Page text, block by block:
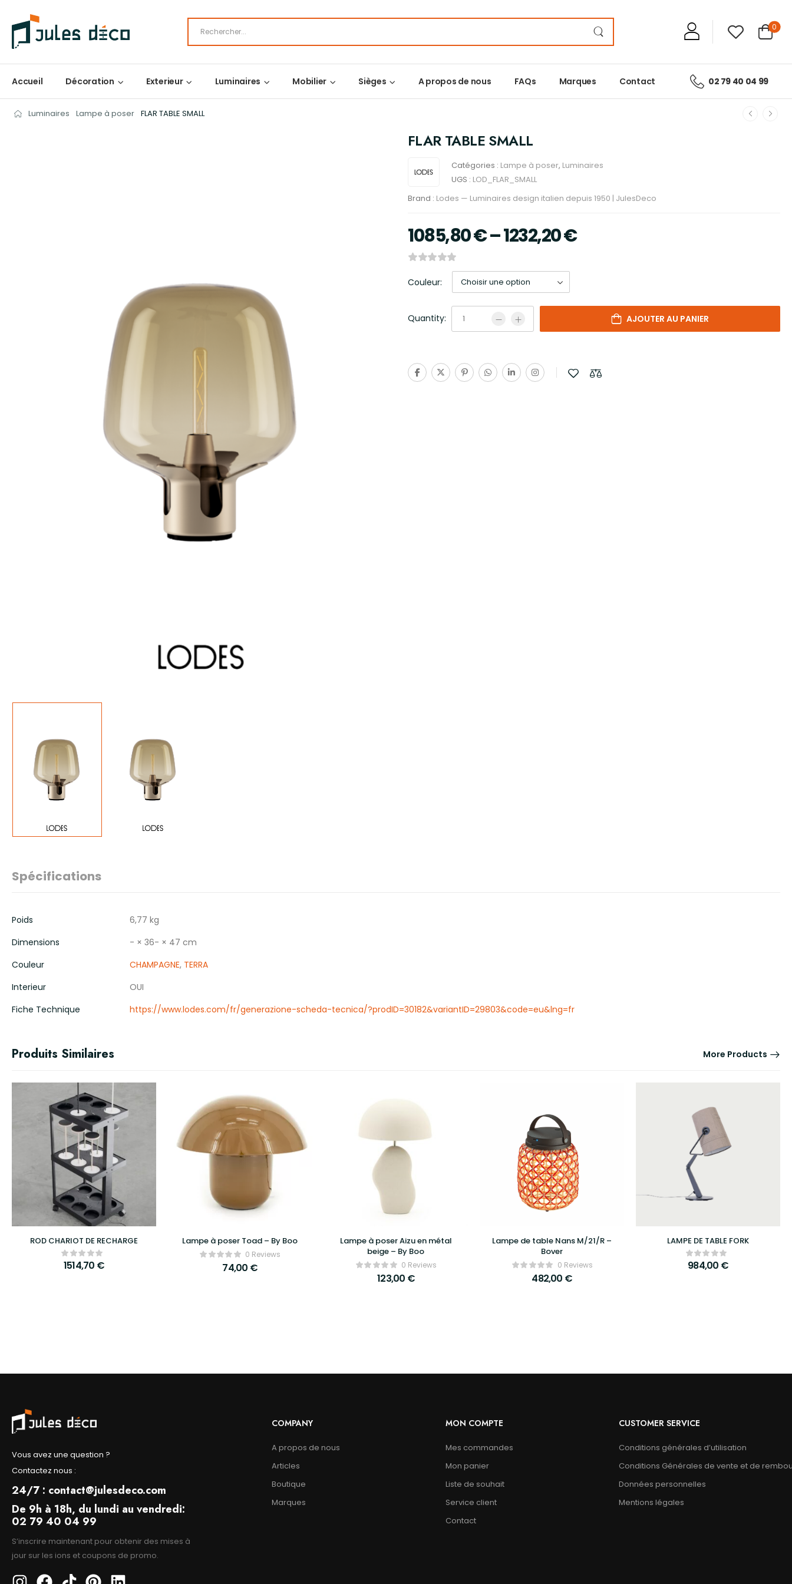
0
Accueil Décoration Exterieur Luminaires Mobilier Sièges A propos de nous FAQs Marques Contact 02 79 40 04 99
Luminaires Lampe à poser FLAR TABLE SMALL
FLAR TABLE SMALL
Catégories : Lampe à poser, Luminaires
UGS : LOD_FLAR_SMALL
Brand : Lodes — Luminaires design italien depuis 1950 | JulesDeco
1085,80€–1232,20€
Couleur:
Quantity: AJOUTER AU PANIER
Spécifications
Poids
6,77 kg
Dimensions
- × 36- × 47 cm
Couleur
CHAMPAGNE, TERRA
Interieur
OUI
Fiche Technique
https://www.lodes.com/fr/generazione-scheda-tecnica/?prodID=30182&variantID=29803&code=eu&lng=fr
Produits Similaires More Products
ROD CHARIOT DE RECHARGE
1514,70 €
Lampe à poser Toad – By Boo
0 Reviews
74,00 €
Lampe à poser Aizu en métal
beige – By Boo
0 Reviews
123,00 €
Lampe de table Nans M/21/R –
Bover
0 Reviews
482,00 €
LAMPE DE TABLE FORK
984,00 €
Vous avez une question ?
Contactez nous :
24/7 : contact@julesdeco.com
De 9h à 18h, du lundi au vendredi:
02 79 40 04 99
S’inscrire maintenant pour obtenir des mises à
jour sur les ions et coupons de promo.
COMPANY
A propos de nous
Articles
Boutique
Marques
MON COMPTE
Mes commandes
Mon panier
Liste de souhait
Service client
Contact
CUSTOMER SERVICE
Conditions générales d’utilisation
Conditions Générales de vente et de
Données personnelles
Mentions légales